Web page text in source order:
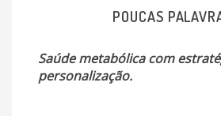
POUCAS
Saúde metabólica com
personalização.